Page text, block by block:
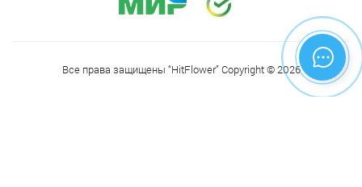
Все права защищены “HitFlower” Copyright © 2026